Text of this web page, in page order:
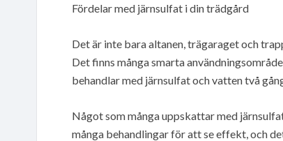
Fördelar med järnsulfat i din trädgård
Det är inte bara altanen, trägaraget och
Det finns många smarta
behandlar med järnsulfat och vatten två
Något som många uppskattar med
många behandlingar för att se effekt, och